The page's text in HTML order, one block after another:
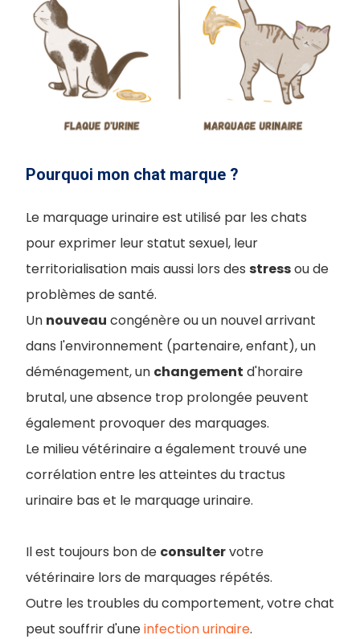
Pourquoi mon chat marque ?
Le marquage urinaire est utilisé par les chats
pour exprimer leur statut sexuel, leur
territorialisation mais aussi lors des stressou de
problèmes de santé.
Un nouveau congénère ou un nouvel arrivant
dans l'environnement (partenaire, enfant), un
déménagement, un changement d'horaire
brutal, une absence trop prolongée peuvent
également provoquer des marquages.
Le milieu vétérinaire a également trouvé une
corrélation entre les atteintes du tractus
urinaire bas et le marquage urinaire.
Il est toujours bon de consultervotre
vétérinaire lors de marquages répétés.
Outre les troubles du comportement, votre chat
peut souffrir d'uneinfection urinaire.